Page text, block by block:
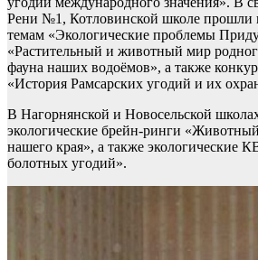
Рени №1, Котловинской школе прошли
темам «Экологические проблемы
«Растительный и животный мир
фауна наших водоёмов», а также
«История Рамсарских угодий и их
В Нагорнянской и Новосельской
экологические брейн-ринги
нашего края», а также экологические
болотных угодий».